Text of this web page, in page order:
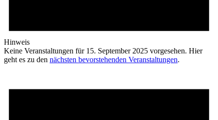
Hinweis
Keine Veranstaltungen für 15. September 2025 vorgesehen. Hier
geht es zu den nächsten bevorstehenden Veranstaltungen.